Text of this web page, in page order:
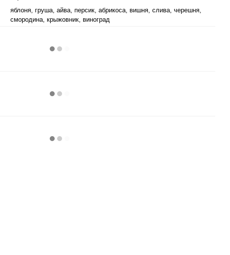
яблоня, груша, айва, персик, абрикоса, вишня, слива, черешня,
смородина, крыжовник, виноград